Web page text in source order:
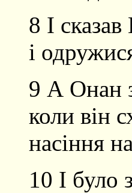
8 І
і
9 А Онан
коли він
насіння
10 І було